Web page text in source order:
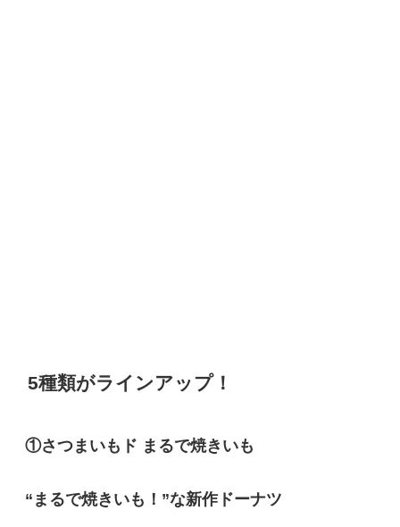
5種類がラインアップ！
①さつまいもド まるで焼きいも
“まるで焼きいも！”な新作ドーナツ